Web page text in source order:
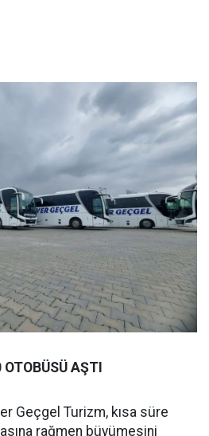
OTOBÜSÜ AŞTI
Geçgel Turizm, kısa süre
rağmen büyümesini